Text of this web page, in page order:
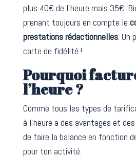
plus 40€ de l’heure mais 35€.
prenant toujours en compte le
prestations rédactionnelles. Un
carte de fidélité !
Pourquoi
l’heure ?
Comme tous les types de
à l’heure a des avantages et
de faire la balance en fonction
pour ton activité.